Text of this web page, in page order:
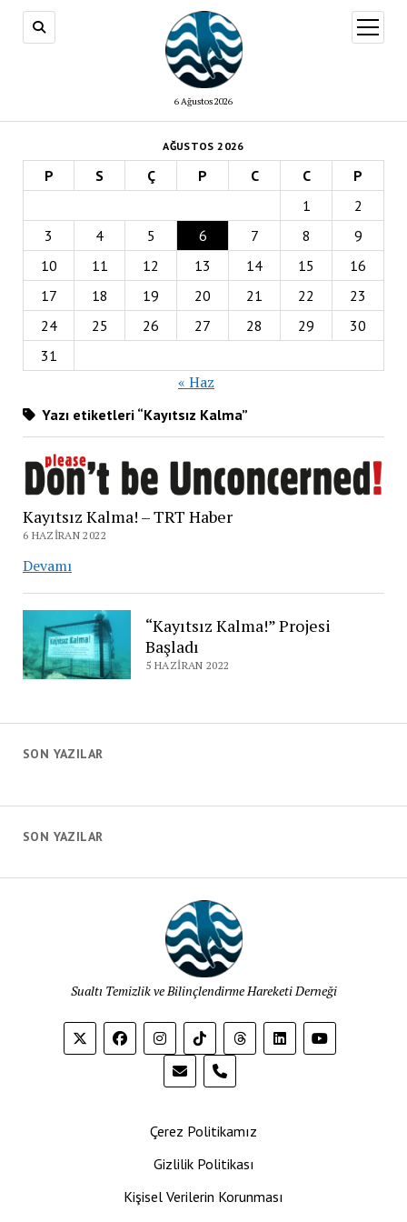
6 Ağustos 2026
aç
SON YAZILAR
AĞUSTOS 2026
P S Ç P C C
P
1
2
3
4 5 6 7 8
9
10
11 12 13 14 15
16
17
18 19 20 21 22
23
24
25 26 27 28 29
30
31
« Haz
Yazı etiketleri “Kayıtsız Kalma”
Kayıtsız Kalma! – TRT Haber
6 HAZIRAN 2022
DevamıKayıtsız
–
TRT
Haber
“Kayıtsız Kalma!” Projesi
Başladı
5 HAZIRAN 2022
SON YAZILAR
Sualtı Temizlik ve Bilinçlendirme Hareketi Derneği
Çerez Politikamız
Gizlilik Politikası
Kişisel Verilerin Korunması